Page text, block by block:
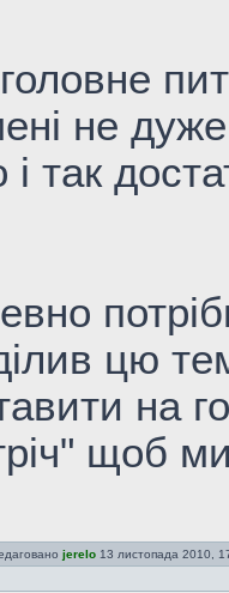
не
і так
цю
на
щоб
jerelo 13 листопада 2010,